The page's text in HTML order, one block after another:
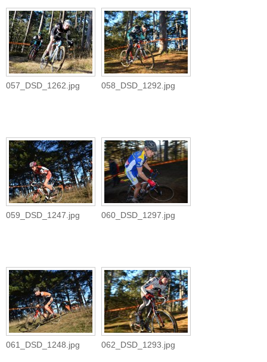
057_DSD_1262.jpg 058_DSD_1292.jpg
059_DSD_1247.jpg 060_DSD_1297.jpg
061_DSD_1248.jpg 062_DSD_1293.jpg